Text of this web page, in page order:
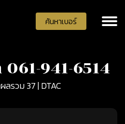
ค้นหาเบอร์
941-6514
ลรวม 37 | DTAC